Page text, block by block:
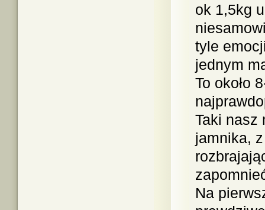
ok 1,5kg
tyle
jednym
To około
Taki nasz
jamnika,
Na